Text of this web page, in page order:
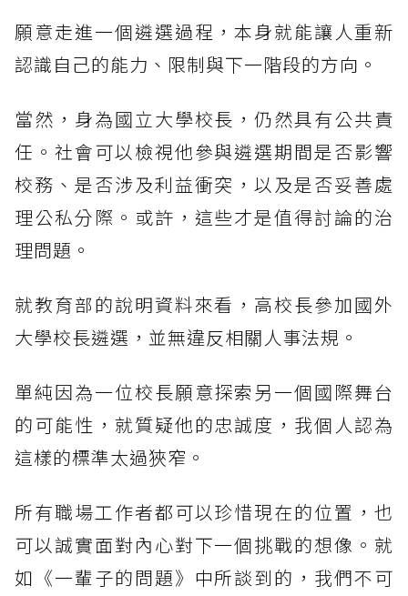
願意走進一個遴選過程，本身就能讓人重新
認識自己的能力、限制與下一階段的方向。
當然，身為國立大學校長，仍然具有公共責
任。社會可以檢視他參與遴選期間是否影響
校務、是否涉及利益衝突，以及是否妥善處
理公私分際。或許，這些才是值得討論的治
理問題。
就教育部的說明資料來看，高校長參加國外
大學校長遴選，並無違反相關人事法規。
單純因為一位校長願意探索另一個國際舞台
的可能性，就質疑他的忠誠度，我個人認為
這樣的標準太過狹窄。
所有職場工作者都可以珍惜現在的位置，也
可以誠實面對內心對下一個挑戰的想像。就
如《一輩子的問題》中所談到的，我們不可